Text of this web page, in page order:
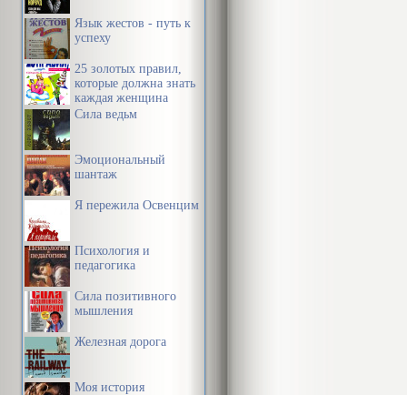
Язык жестов - путь к
успеху
25 золотых правил,
которые должна знать
каждая женщина
Сила ведьм
Эмоциональный
шантаж
Я пережила Освенцим
Психология и
педагогика
Сила позитивного
мышления
Железная дорога
Моя история